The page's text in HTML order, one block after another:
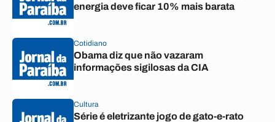
energia deve ficar 10% mais barata
Cotidiano
Obama diz que não vazaram
informações sigilosas da CIA
Cultura
Série é eletrizante jogo de gato-e-rato